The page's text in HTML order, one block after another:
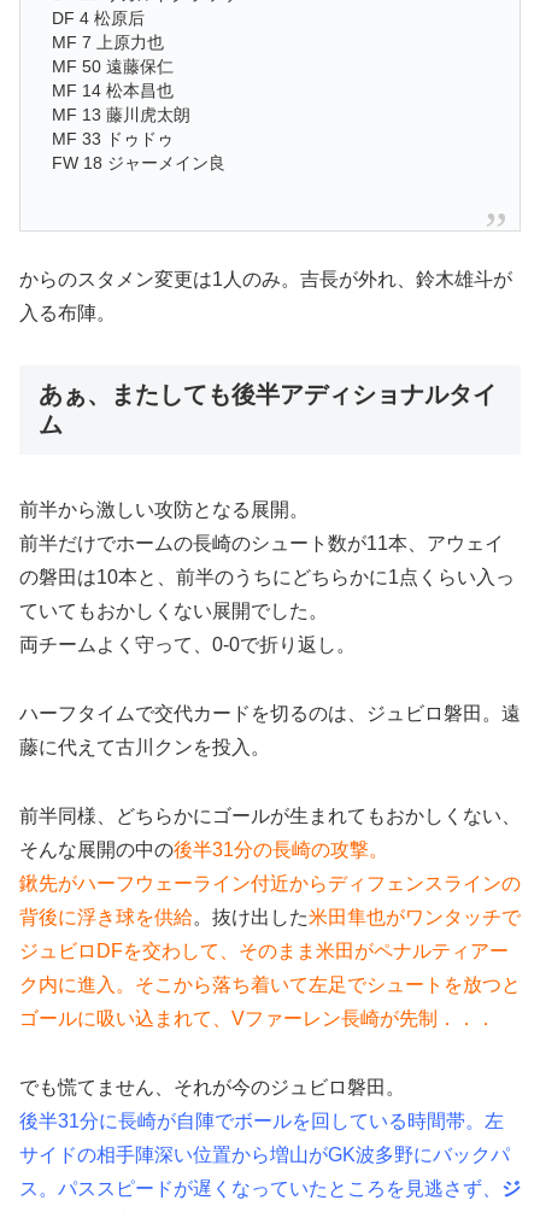
DF 4 松原后
MF 7 上原力也
MF 50 遠藤保仁
MF 14 松本昌也
MF 13 藤川虎太朗
MF 33 ドゥドゥ
FW 18 ジャーメイン良
からのスタメン変更は1人のみ。吉長が外れ、鈴木雄斗が
入る布陣。
あぁ、またしても後半アディショナルタイ
ム
前半から激しい攻防となる展開。
前半だけでホームの長崎のシュート数が11本、アウェイ
の磐田は10本と、前半のうちにどちらかに1点くらい入っ
ていてもおかしくない展開でした。
両チームよく守って、0-0で折り返し。
ハーフタイムで交代カードを切るのは、ジュビロ磐田。遠
藤に代えて古川クンを投入。
前半同様、どちらかにゴールが生まれてもおかしくない、
そんな展開の中の後半31分の長崎の攻撃。
鍬先がハーフウェーライン付近からディフェンスラインの
背後に浮き球を供給。抜け出した米田隼也がワンタッチで
ジュビロDFを交わして、そのまま米田がペナルティアー
ク内に進入。そこから落ち着いて左足でシュートを放つと
ゴールに吸い込まれて、Vファーレン長崎が先制．．．
でも慌てません、それが今のジュビロ磐田。
後半31分に長崎が自陣でボールを回している時間帯。左
サイドの相手陣深い位置から増山がGK波多野にバックパ
ス。パススピードが遅くなっていたところを見逃さず、 ジ